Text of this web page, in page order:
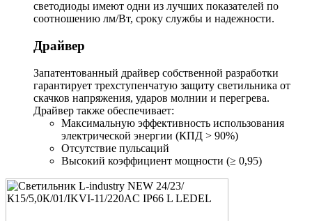
светодиоды имеют одни из лучших показателей по
соотношению лм/Вт, сроку службы и надежности.
Драйвер
Запатентованный драйвер собственной разработки
гарантирует трехступенчатую защиту светильника от
скачков напряжения, ударов молнии и перегрева.
Драйвер также обеспечивает:
Максимальную эффективность использования
электрической энергии (КПД > 90%)
Отсутствие пульсаций
Высокий коэффициент мощности (≥ 0,95)